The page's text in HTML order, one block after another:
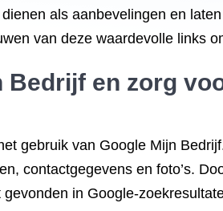
als aanbevelingen en
van deze waardevolle links
Bedrijf en zorg
gebruik van Google Mijn
contactgegevens en foto’s.
in Google-